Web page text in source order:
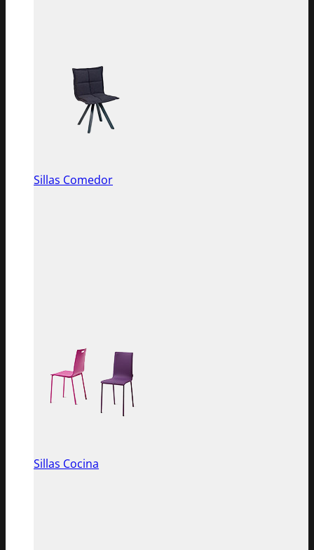
Sillas Comedor
Sillas Cocina